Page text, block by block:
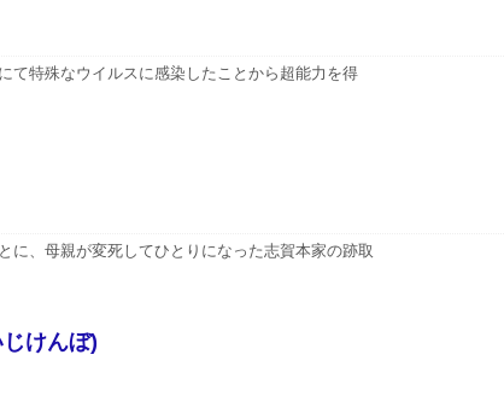
て特殊なウイルスに感染したことから超能力を得
に、母親が変死してひとりになった志賀本家の跡取
けんぼ)